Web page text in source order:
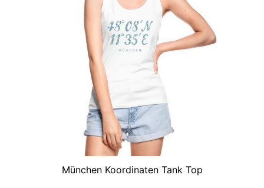
München Koordinaten Tank Top